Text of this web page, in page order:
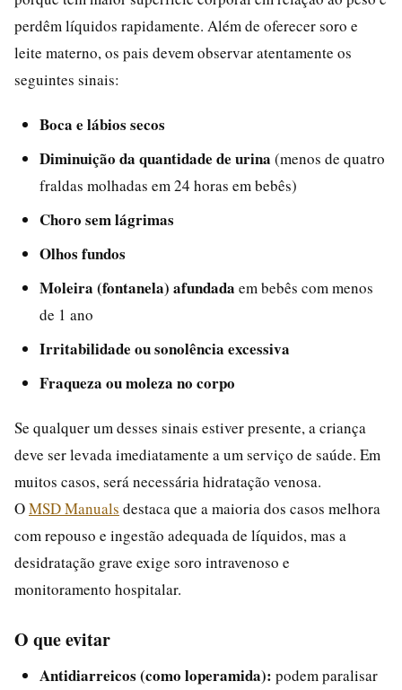
perdêm líquidos rapidamente. Além de oferecer soro e
leite materno, os pais devem observar atentamente os
seguintes sinais:
Boca e lábios secos
Diminuição da quantidade de urina (menos de quatro
fraldas molhadas em 24 horas em bebês)
Choro sem lágrimas
Olhos fundos
Moleira (fontanela) afundada em bebês com menos
de 1 ano
Irritabilidade ou sonolência excessiva
Fraqueza ou moleza no corpo
Se qualquer um desses sinais estiver presente, a criança
deve ser levada imediatamente a um serviço de saúde. Em
muitos casos, será necessária hidratação venosa.
OMSD Manuals destaca que a maioria dos casos melhora
com repouso e ingestão adequada de líquidos, mas a
desidratação grave exige soro intravenoso e
monitoramento hospitalar.
O que evitar
Antidiarreicos (como loperamida): podem paralisar